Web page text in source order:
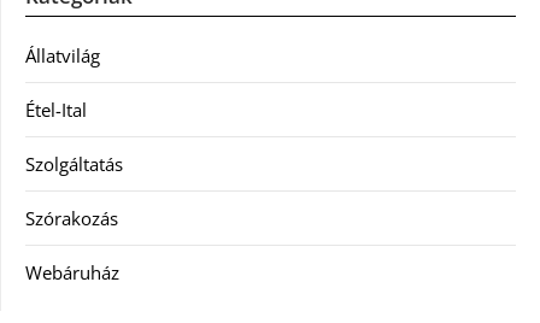
Állatvilág
Étel-Ital
Szolgáltatás
Szórakozás
Webáruház